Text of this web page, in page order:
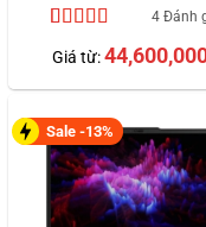
trên 5
dựa trên
4 Đánh
Giá từ:
Sale -13%